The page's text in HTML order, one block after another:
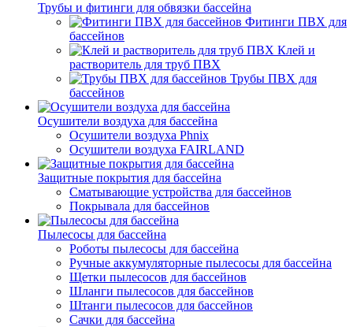
Трубы и фитинги для обвязки бассейна
Фитинги ПВХ для
бассейнов
Клей и
растворитель для труб ПВХ
Трубы ПВХ для
бассейнов
Осушители воздуха для бассейна
Осушители воздуха Phnix
Осушители воздуха FAIRLAND
Защитные покрытия для бассейна
Сматывающие устройства для бассейнов
Покрывала для бассейнов
Пылесосы для бассейна
Роботы пылесосы для бассейна
Ручные аккумуляторные пылесосы для бассейна
Щетки пылесосов для бассейнов
Шланги пылесосов для бассейнов
Штанги пылесосов для бассейнов
Сачки для бассейна